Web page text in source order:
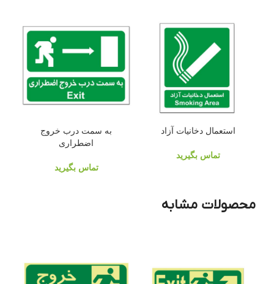
استعمال دخانیات آزاد
تماس بگیرید
به سمت درب خروج
اضطراری
تماس بگیرید
محصولات مشابه